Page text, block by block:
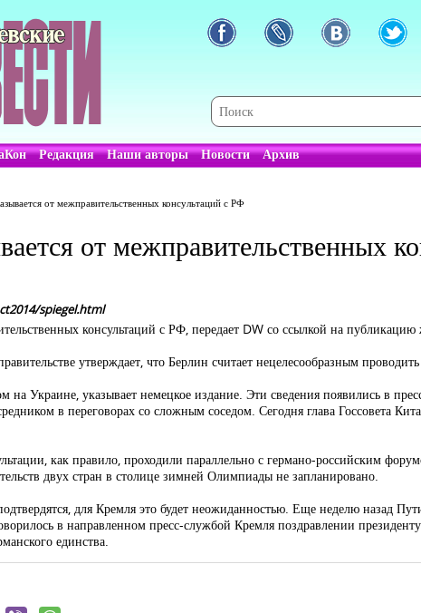
Редакция Наши авторы Новости Архив
от межправительственных консультаций с РФ
от межправительственных
spiegel.html
консультаций с РФ, передает DW со ссылкой на
утверждает, что Берлин считает нецелесообразным
на Украине, указывает немецкое издание. Эти сведения появились в
в переговорах со сложным соседом. Сегодня глава Госсовета
как правило, проходили параллельно с германо-российским
двух стран в столице зимней Олимпиады не запланировано.
для Кремля это будет неожиданностью. Еще неделю назад
в направленном пресс-службой Кремля поздравлении
единства.